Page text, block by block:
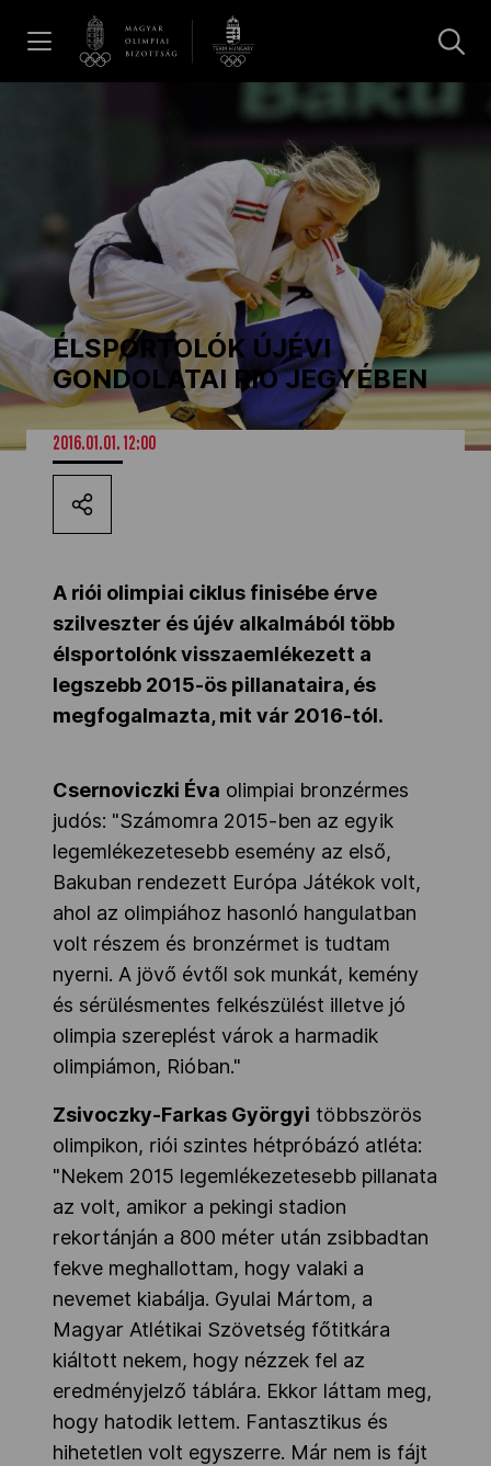
Galéria
Dakar 2026
Los Angeles 2028
MOB
Kettőskarrier-program
NOB
Társszervezetek
Adatbank
ÉLSPORTOLÓK ÚJÉVI
GONDOLATAI RIO JEGYÉBEN
2016.01.01. 12:00
A riói olimpiai ciklus finisébe érve
szilveszter és újév alkalmából több
élsportolónk visszaemlékezett a
legszebb 2015-ös pillanataira, és
megfogalmazta, mit vár 2016-tól.
Csernoviczki Éva olimpiai bronzérmes
judós: "Számomra 2015-ben az egyik
legemlékezetesebb esemény az első,
Bakuban rendezett Európa Játékok volt,
ahol az olimpiához hasonló hangulatban
volt részem és bronzérmet is tudtam
nyerni. A jövő évtől sok munkát, kemény
és sérülésmentes felkészülést illetve jó
olimpia szereplést várok a harmadik
olimpiámon, Rióban."
Zsivoczky-Farkas Györgyi többszörös
olimpikon, riói szintes hétpróbázó atléta:
"Nekem 2015 legemlékezetesebb pillanata
az volt, amikor a pekingi stadion
rekortánján a 800 méter után zsibbadtan
fekve meghallottam, hogy valaki a
nevemet kiabálja. Gyulai Mártom, a
Magyar Atlétikai Szövetség főtitkára
kiáltott nekem, hogy nézzek fel az
eredményjelző táblára. Ekkor láttam meg,
hogy hatodik lettem. Fantasztikus és
hihetetlen volt egyszerre. Már nem is fájt